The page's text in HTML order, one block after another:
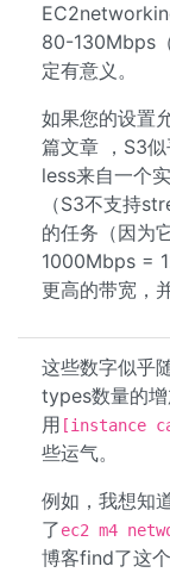
80-130Mbps
定有意义。
如果您的设置
篇文章 ，S3
less来自一个
（S3不支持
的任务（因为
1000Mbps =
更高的带宽，
这些数字似乎
types数量的
用 [instance
些运气。
例如，我想知
了ec2 m4
博客find了这